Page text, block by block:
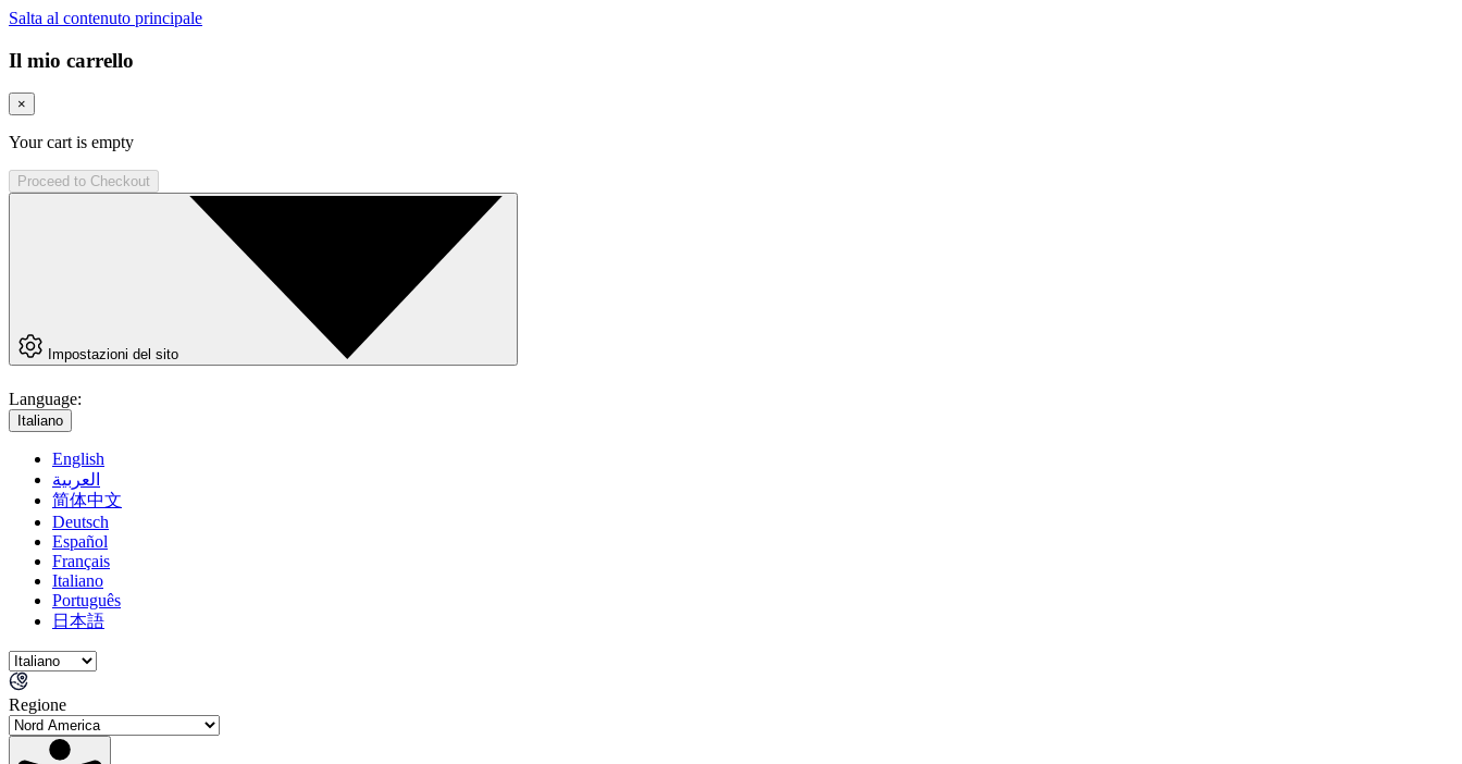
Salta al contenuto principale
Il mio carrello
×
Your cart is empty
Proceed to Checkout
Impostazioni del sito
Language:
Italiano
English
العربية
简体中文
Deutsch
Español
Français
Italiano
Português
日本語
Regione